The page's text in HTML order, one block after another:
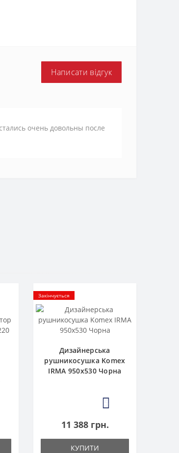
Написати відгук
очень довольны после
Закінчується
Дизайнерська
рушникосушка Komex
IRMA 950x530 Чорна
5
11 388 грн.
КУПИТИ